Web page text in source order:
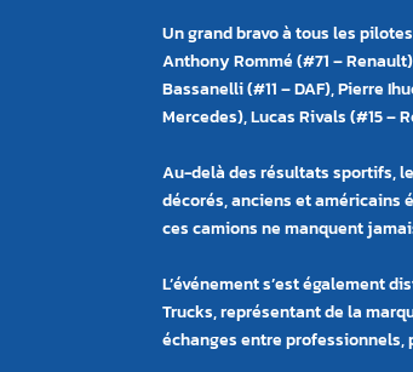
Un grand bravo à tous les
Anthony Rommé (#71 –
Bassanelli (#11 – DAF), Pierre
Mercedes), Lucas Rivals (#15 –
Au-delà des résultats sportifs,
décorés, anciens et américains
ces camions ne manquent
L’événement s’est également
Trucks, représentant de la
échanges entre